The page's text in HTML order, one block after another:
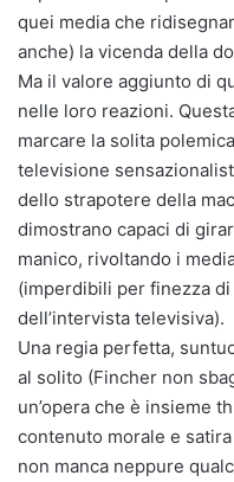
quei media che
anche) la vicenda della
Ma il valore aggiunto di
nelle loro reazioni.
marcare la solita
televisione
dello strapotere della
dimostrano capaci di
manico, rivoltando i
(imperdibili per finezza
dell’intervista televisiva).
Una regia perfetta,
al solito (Fincher non
un’opera che è insieme
contenuto morale e
non manca neppure